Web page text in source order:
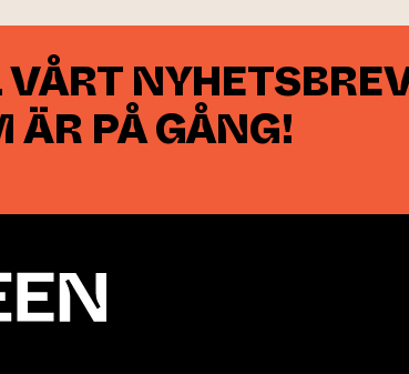
ÄR PÅ GÅNG!